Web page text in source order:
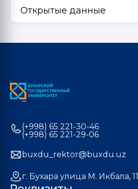
Открытые данные
(+998) 65 221-30-46
(+998) 65 221-29-06
buxdu_rektor@buxdu.uz
г. Бухара улица М. Икбала, 11